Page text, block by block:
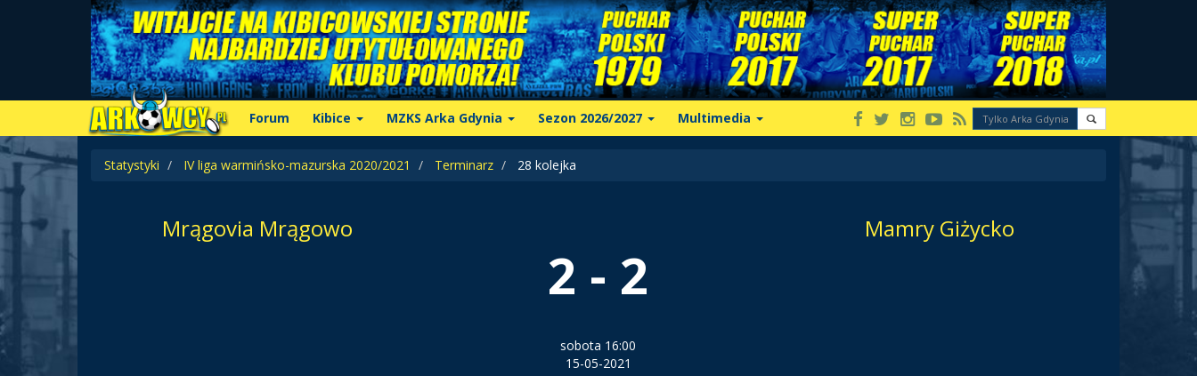
Forum Kibice MZKS Arka Gdynia Sezon 2026/2027 Multimedia
Statystyki IV liga warmińsko-mazurska 2020/2021 Terminarz 28 kolejka
Mrągovia Mrągowo
2 - 2
sobota 16:00
15-05-2021
Mamry Giżycko